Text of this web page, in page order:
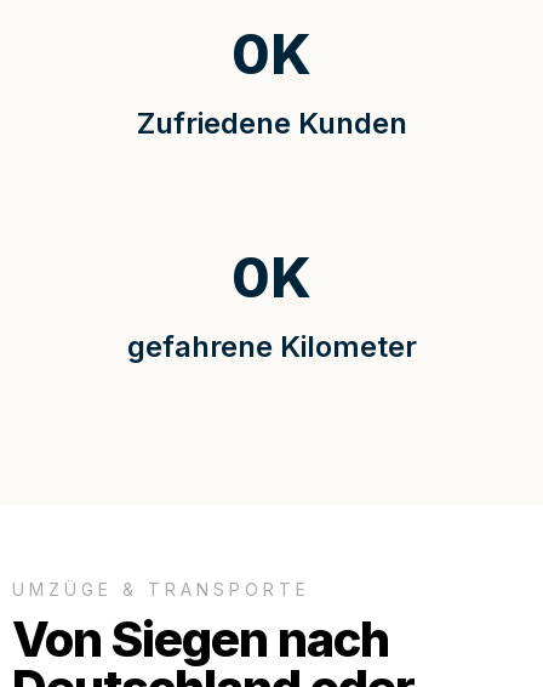
Zufriedene Kunden
0K
gefahrene Kilometer
0K
UMZÜGE & TRANSPORTE
Von Siegen nach